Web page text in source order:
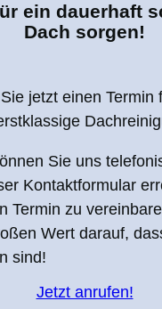
ein dauerhaft
Dach sorgen!
jetzt einen Termin
Sie uns
Kontaktformular
Termin zu
Wert darauf,
sind!
Jetzt anrufen!